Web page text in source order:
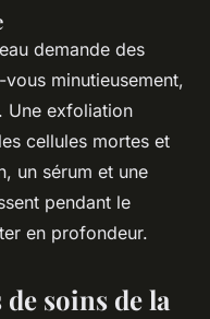
demande des
minutieusement,
Une exfoliation
cellules mortes et
un sérum et une
pendant le
en profondeur.
soins de la